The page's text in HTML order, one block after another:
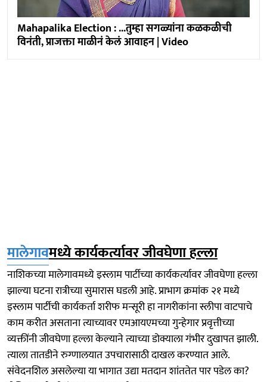
Mahapalika Election : ...तुम्हा सगळ्यांना कळकळीची
विनंती, प्राजक्ता माळीनं केलं आवाहन | Video
मालेगावमध्ये कार्यकर्त्यावर जीवघेणा हल्ला
नाशिकच्या मालेगावमध्ये इस्लाम पार्टीच्या कार्यकर्त्यावर जीवघेणा हल्ला
झाल्या घटना रात्रीच्या सुमारास घडली आहे. प्राभाग क्रमांक २१ मध्ये
इस्लाम पार्टीची कार्यकर्ता शरीफ मन्सूरी हा नागरीकांना स्लीपा वाटपाचे
काम करीत असताना त्याच्यावर एमआयएमच्या गुन्हेगार प्रवृत्तीच्या
व्यक्तींनी जीवघेणा हल्ला केल्याने त्याच्या डोक्याला गंभीर दुखापत झाली.
त्याला तातडीने रुग्णालयात उपचारासाठी दाखल करण्यात आले.
संवेदनशिल असलेल्या या भागात उद्या मतदान शांततेत पार पडेल का?